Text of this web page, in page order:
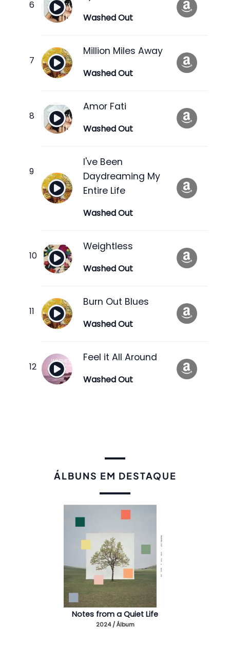
Washed Out
Million Miles Away
Washed Out
Amor Fati
Washed Out
I've Been
Daydreaming My
Entire Life
Washed Out
Weightless
Washed Out
Burn Out Blues
Washed Out
Feel it All Around
Washed Out
ÁLBUNS EM DESTAQUE
Notes from a Quiet Life
2024 / Álbum